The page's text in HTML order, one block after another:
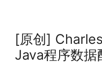
[原创]
Java程序数据